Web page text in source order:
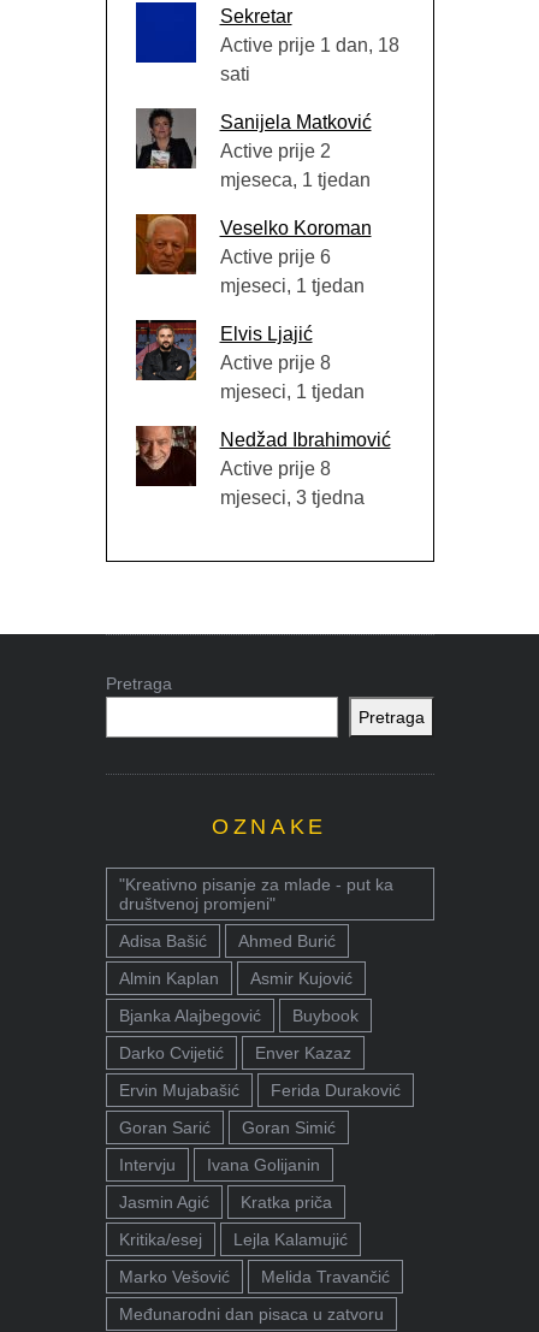
Sekretar
Active prije 1 dan, 18
sati
Sanijela Matković
Active prije 2
mjeseca, 1 tjedan
Veselko Koroman
Active prije 6
mjeseci, 1 tjedan
Elvis Ljajić
Active prije 8
mjeseci, 1 tjedan
Nedžad Ibrahimović
Active prije 8
mjeseci, 3 tjedna
Pretraga
Pretraga
OZNAKE
"Kreativno pisanje za mlade - put ka
društvenoj promjeni"
Adisa Bašić
Ahmed Burić
Almin Kaplan
Asmir Kujović
Bjanka Alajbegović
Buybook
Darko Cvijetić
Enver Kazaz
Ervin Mujabašić
Ferida Duraković
Goran Sarić
Goran Simić
Intervju
Ivana Golijanin
Jasmin Agić
Kratka priča
Kritika/esej
Lejla Kalamujić
Marko Vešović
Melida Travančić
Međunarodni dan pisaca u zatvoru